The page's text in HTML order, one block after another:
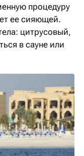
процедуру
ее сияющей.
цитрусовый,
в сауне или